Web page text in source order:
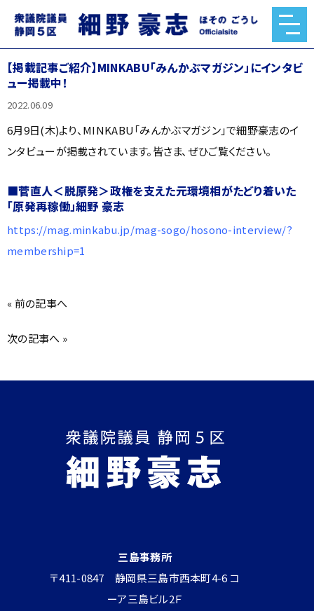
【掲載記事ご紹介】MINKABU「みんかぶマガジン」にインタビ
ュー掲載中！
2022.06.09
6月9日(木)より、MINKABU「みんかぶマガジン」で細野豪志のイ
ンタビューが掲載されています。皆さま、ぜひご覧ください。
■菅直人＜脱原発＞政権を支えた元環境相がたどり着いた
「原発再稼働」細野 豪志
https://mag.minkabu.jp/mag-sogo/hosono-interview/?
membership=1
«前の記事へ
次の記事へ »
三島事務所
〒411-0847 静岡県三島市西本町4-6 コ
ーア三島ビル2Ｆ